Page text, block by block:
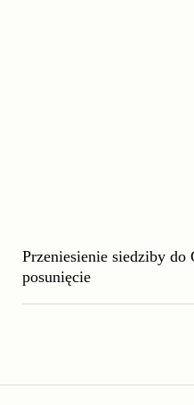
Przeniesienie siedziby do
posunięcie